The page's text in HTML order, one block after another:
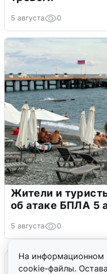
На информационном
cookie-файлы.
5 августа 0
Жители и
об атаке БПЛА 5
5 августа 0